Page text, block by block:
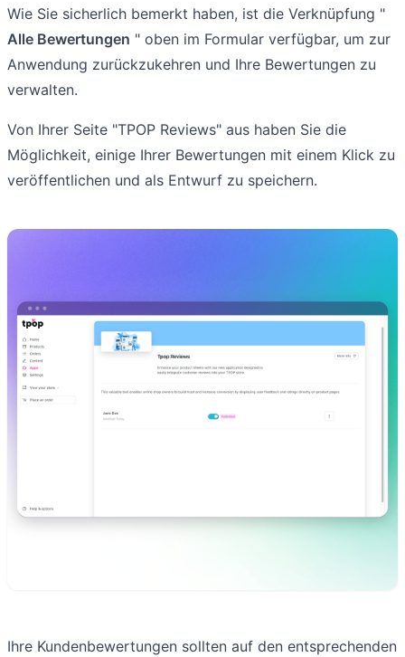
Wie Sie sicherlich bemerkt haben, ist die Verknüpfung "
Alle Bewertungen " oben im Formular verfügbar, um zur
Anwendung zurückzukehren und Ihre Bewertungen zu
verwalten.
Von Ihrer Seite "TPOP Reviews" aus haben Sie die
Möglichkeit, einige Ihrer Bewertungen mit einem Klick zu
veröffentlichen und als Entwurf zu speichern.
Ihre Kundenbewertungen sollten auf den entsprechenden